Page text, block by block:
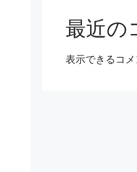
最近の
表示できるコメ